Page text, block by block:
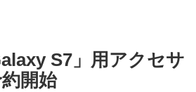
S7」用アクセサ
開始